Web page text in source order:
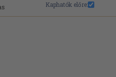
Kaphatók előre: